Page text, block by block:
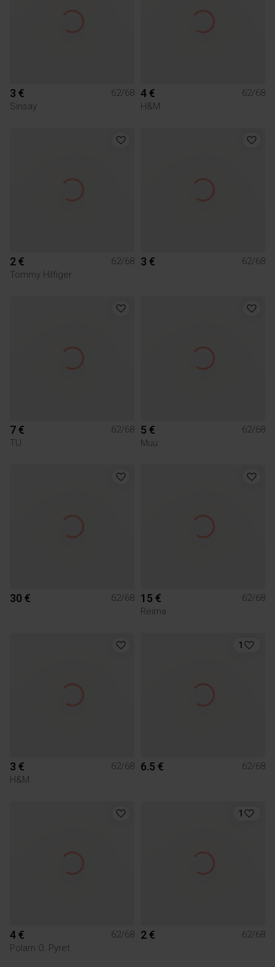
3 €
62/68
Sinsay
4 €
62/68
H&M
2 €
62/68
Tommy Hilfiger
3 € 62/68
7 €
62/68
TU
5 €
62/68
Muu
30 € 62/68 15 €
62/68
Reima
3 €
62/68
H&M
1
6.5 € 62/68
4 €
62/68
Polarn O. Pyret
1
2 € 62/68